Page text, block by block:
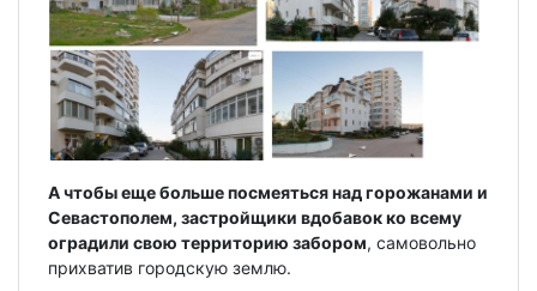
А чтобы еще больше посмеяться над горожанами и
Севастополем, застройщики вдобавок ко всему
оградили свою территорию забором, самовольно
прихватив городскую землю.